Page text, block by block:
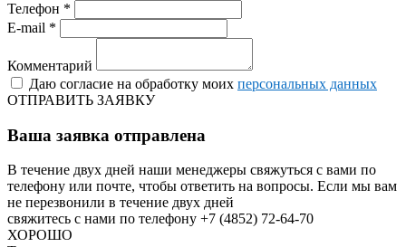
Телефон *
E-mail *
Комментарий
Даю согласие на обработку моих персональных данных
ОТПРАВИТЬ ЗАЯВКУ
Ваша заявка отправлена
В течение двух дней наши менеджеры свяжуться с вами по
телефону или почте, чтобы ответить на вопросы. Если мы вам
не перезвонили в течение двух дней
свяжитесь с нами по телефону +7 (4852) 72-64-70
ХОРОШО